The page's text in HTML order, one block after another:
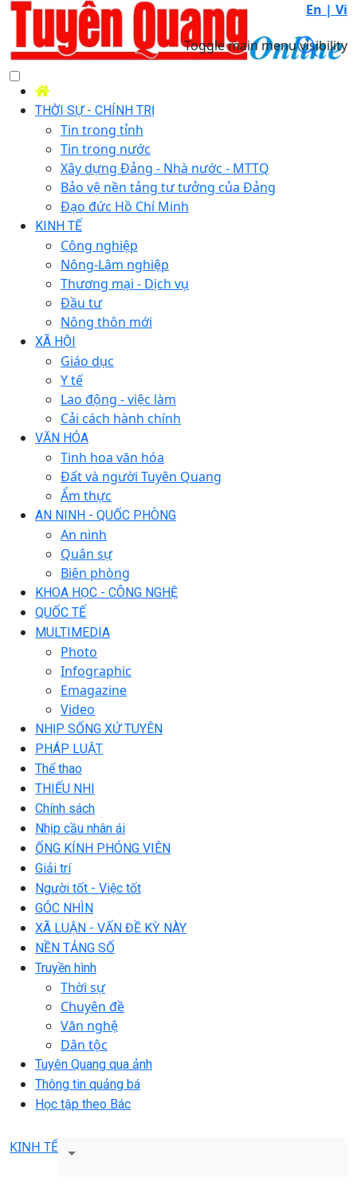
En | Vi
Toggle main menu visibility
THỜI SỰ - CHÍNH TRỊ
Tin trong tỉnh
Tin trong nước
Xây dựng Đảng - Nhà nước - MTTQ
Bảo vệ nền tảng tư tưởng của Đảng
Đạo đức Hồ Chí Minh
KINH TẾ
Công nghiệp
Nông-Lâm nghiệp
Thương mại - Dịch vụ
Đầu tư
Nông thôn mới
XÃ HỘI
Giáo dục
Y tế
Lao động - việc làm
Cải cách hành chính
VĂN HÓA
Tinh hoa văn hóa
Đất và người Tuyên Quang
Ẩm thực
AN NINH - QUỐC PHÒNG
An ninh
Quân sự
Biên phòng
KHOA HỌC - CÔNG NGHỆ
QUỐC TẾ
MULTIMEDIA
Photo
Infographic
Emagazine
Video
NHỊP SỐNG XỨ TUYÊN
PHÁP LUẬT
Thể thao
THIẾU NHI
Chính sách
Nhịp cầu nhân ái
ỐNG KÍNH PHÓNG VIÊN
Giải trí
Người tốt - Việc tốt
GÓC NHÌN
XÃ LUẬN - VẤN ĐỀ KỲ NÀY
NỀN TẢNG SỐ
Truyền hình
Thời sự
Chuyên đề
Văn nghệ
Dân tộc
Tuyên Quang qua ảnh
Thông tin quảng bá
Học tập theo Bác
KINH TẾ